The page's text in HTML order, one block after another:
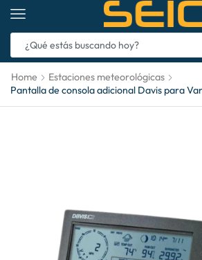
Home
Estaciones meteorológicas
Pantalla de consola adicional Davis para